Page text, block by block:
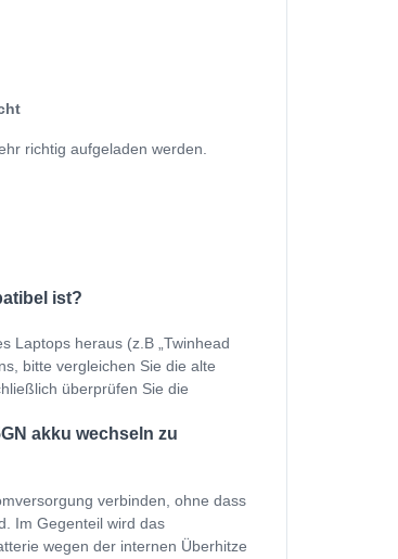
richtig aufgeladen werden.
ist?
Laptops heraus (z.B „Twinhead
bitte vergleichen Sie die alte
überprüfen Sie die
akku wechseln zu
verbinden, ohne dass
Im Gegenteil wird das
wegen der internen Überhitze